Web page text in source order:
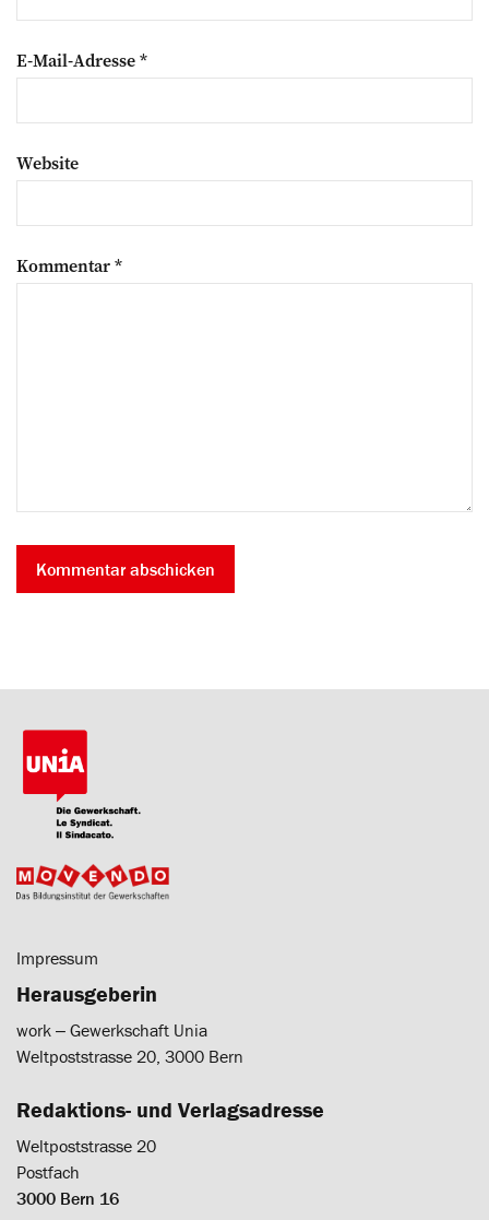
E-Mail-Adresse*
Website
Kommentar*
Impressum
Herausgeberin
work ‒ Gewerkschaft Unia
Weltpoststrasse 20, 3000 Bern
Redaktions- und Verlagsadresse
Weltpoststrasse 20
Postfach
3000 Bern 16